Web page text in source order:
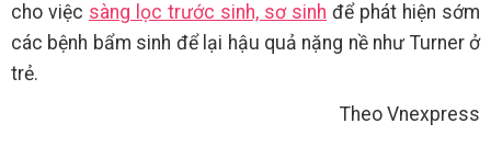
cho việc sàng lọc trước sinh, sơ sinh để phát hiện sớm
các bệnh bẩm sinh để lại hậu quả nặng nề như Turner ở
trẻ.
Theo Vnexpress